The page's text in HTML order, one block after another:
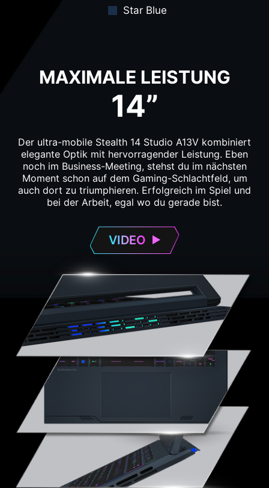
Star Blue
MAXIMALE LEISTUNG
14”
Der ultra-mobile Stealth 14 Studio A13V kombiniert
elegante Optik mit hervorragender Leistung. Eben
noch im Business-Meeting, stehst du im nächsten
Moment schon auf dem Gaming-Schlachtfeld, um
auch dort zu triumphieren. Erfolgreich im Spiel und
bei der Arbeit, egal wo du gerade bist.
VIDEO